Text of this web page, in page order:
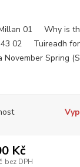
01 Why is
02 Tuireadh
November
Kč
bez DPH